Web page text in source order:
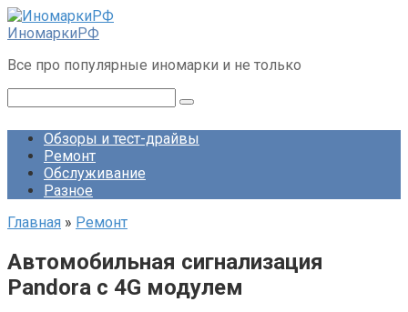
Перейти
к
ИномаркиРФ
Все про популярные иномарки и не только
Обзоры и тест-драйвы
Ремонт
Обслуживание
Разное
Главная » Ремонт
Автомобильная сигнализация
Pandora c 4G модулем